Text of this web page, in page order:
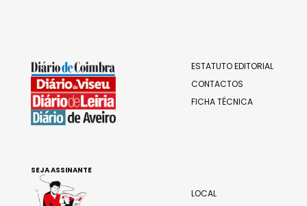
ESTATUTO EDITORIAL
CONTACTOS
FICHA TÉCNICA
LOCAL
SEJA ASSINANTE